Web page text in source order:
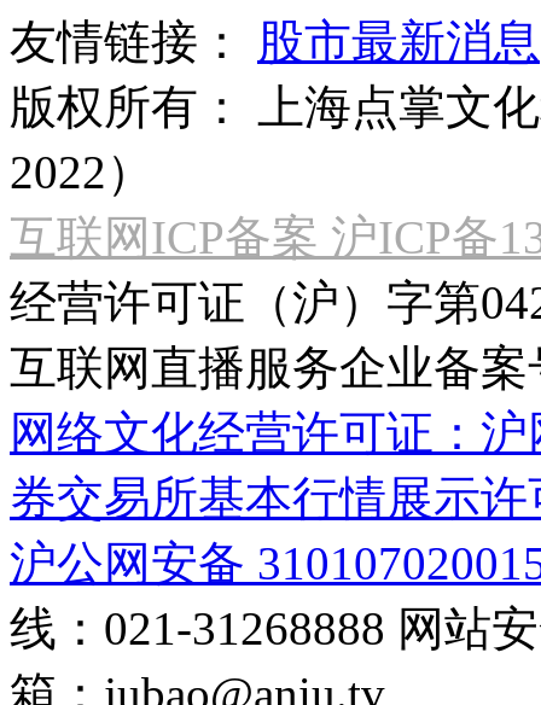
友情链接：
股市最新消息
版权所有：
上海点掌文
2022）
互联网ICP备案 沪ICP备
经营许可证（沪）字第
互联网直播服务企业备案
网络文化经营许可证：
券交易所基本行情展示许
沪公网安备
线：021-31268888 网站
箱： jubao@aniu.tv